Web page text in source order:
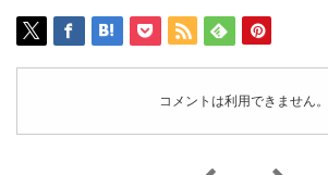
コメントは利用できません。